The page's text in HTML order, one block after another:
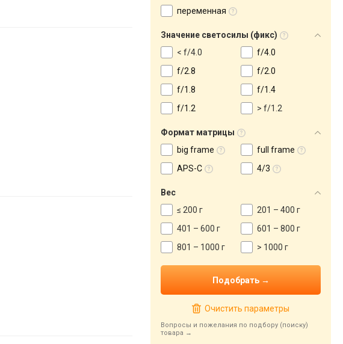
переменная
Значение светосилы (фикс)
< f/4.0
f/4.0
f/2.8
f/2.0
f/1.8
f/1.4
f/1.2
> f/1.2
Формат матрицы
big frame
full frame
APS-C
4/3
Вес
≤ 200 г
201 – 400 г
401 – 600 г
601 – 800 г
801 – 1000 г
> 1000 г
Очистить параметры
Вопросы и пожелания по подбору (поиску)
товара